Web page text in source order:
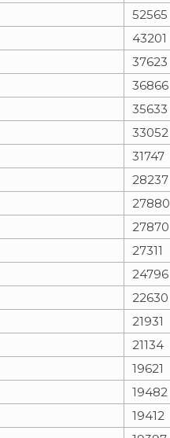
52565
43201
37623
36866
35633
33052
31747
28237
27880
27870
27311
24796
22630
21931
21134
19621
19482
19412